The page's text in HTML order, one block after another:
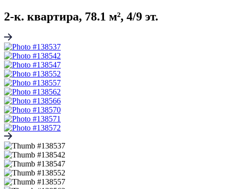
2-к. квартира, 78.1 м², 4/9 эт.